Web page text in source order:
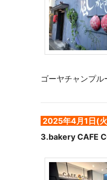
ゴーヤチャンプル
2025年4月1日(
3.bakery CAFE